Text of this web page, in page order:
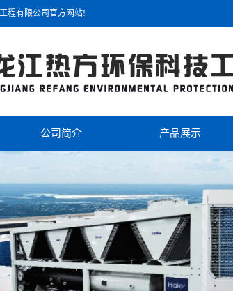
程有限公司官方网站!
公司简介
联系我们
产品展示
美的
芬尼克兹
双级热泵